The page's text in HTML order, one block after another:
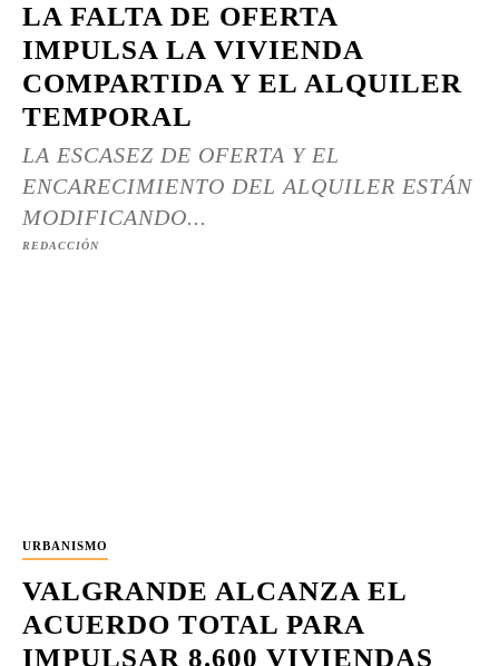
LA FALTA DE OFERTA
IMPULSA LA VIVIENDA
COMPARTIDA Y EL ALQUILER
TEMPORAL
LA ESCASEZ DE OFERTA Y EL
ENCARECIMIENTO DEL ALQUILER ESTÁN
MODIFICANDO...
REDACCIÓN
URBANISMO
VALGRANDE ALCANZA EL
ACUERDO TOTAL PARA
IMPULSAR 8.600 VIVIENDAS